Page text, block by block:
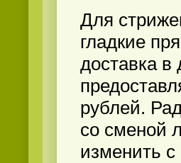
Для
гладкие
доставка в
рублей.
со сменой
изменить с